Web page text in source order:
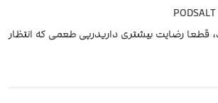
قطعا رضایت بیشتری داریدرپی طعمی که انتظار